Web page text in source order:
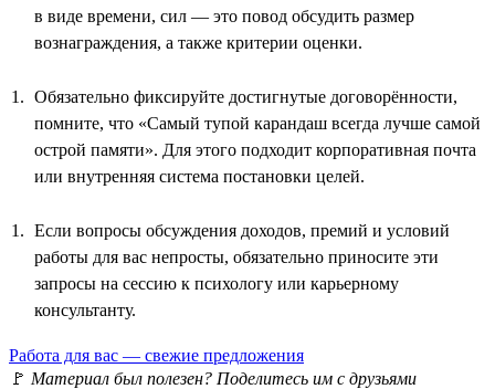
в виде времени, сил — это повод обсудить размер
вознаграждения, а также критерии оценки.
Обязательно фиксируйте достигнутые договорённости,
помните, что «Самый тупой карандаш всегда лучше самой
острой памяти». Для этого подходит корпоративная почта
или внутренняя система постановки целей.
Если вопросы обсуждения доходов, премий и условий
работы для вас непросты, обязательно приносите эти
запросы на сессию к психологу или карьерному
консультанту.
Работа для вас — свежие предложения
🚩 Материал был полезен? Поделитесь им с друзьями